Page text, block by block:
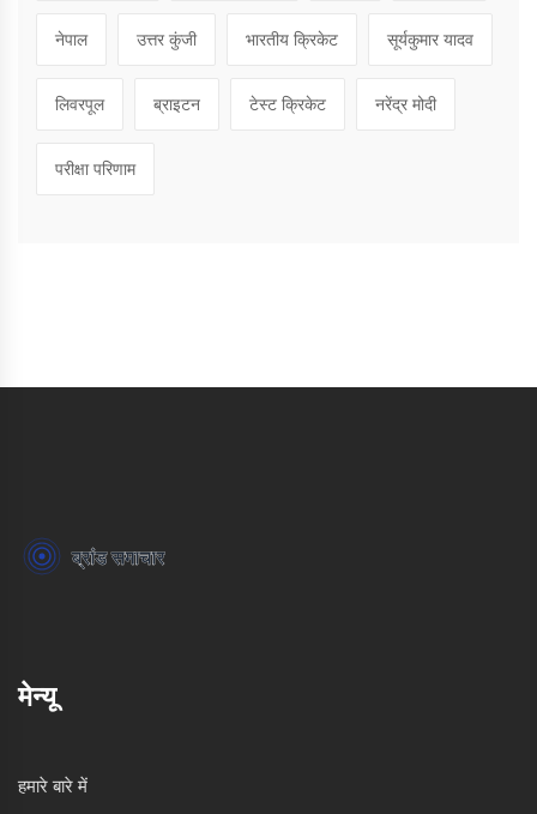
नेपाल उत्तर कुंजी भारतीय क्रिकेट सूर्यकुमार यादव
लिवरपूल ब्राइटन टेस्ट क्रिकेट नरेंद्र मोदी
परीक्षा परिणाम
मेन्यू
हमारे बारे में